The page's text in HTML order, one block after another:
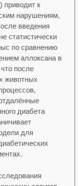
приводит к
нарушениям,
введения
статистически
по сравнению
аллоксана в
после
животных
диабета
для